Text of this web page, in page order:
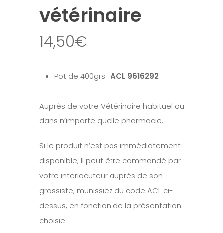
vétérinaire
14,50€
Pot de 400grs : ACL 9616292
Auprès de votre Vétérinaire habituel ou
dans n’importe quelle pharmacie.
Si le produit n’est pas immédiatement
disponible, Il peut être commandé par
votre interlocuteur auprès de son
grossiste, munissiez du code ACL ci-
dessus, en fonction de la présentation
choisie.